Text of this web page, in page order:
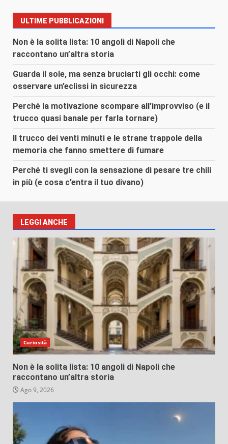
ULTIME PUBBLICAZIONI
Non è la solita lista: 10 angoli di Napoli che
raccontano un’altra storia
Guarda il sole, ma senza bruciarti gli occhi: come
osservare un’eclissi in sicurezza
Perché la motivazione scompare all’improvviso (e il
trucco quasi banale per farla tornare)
Il trucco dei venti minuti e le strane trappole della
memoria che fanno smettere di fumare
Perché ti svegli con la sensazione di pesare tre chili
in più (e cosa c’entra il tuo divano)
LEGGI ANCHE
Curiosità
Non è la solita lista: 10 angoli di Napoli che
raccontano un’altra storia
Ago 9, 2026